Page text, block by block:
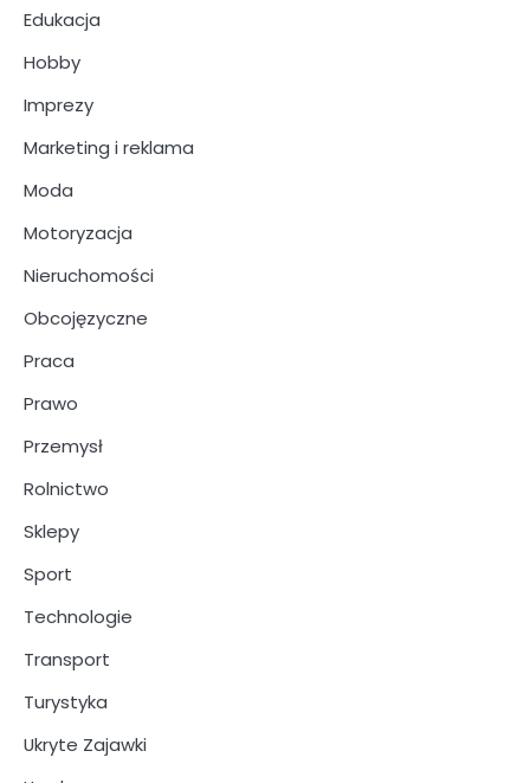
Edukacja
Hobby
Imprezy
Marketing i reklama
Moda
Motoryzacja
Nieruchomości
Obcojęzyczne
Praca
Prawo
Przemysł
Rolnictwo
Sklepy
Sport
Technologie
Transport
Turystyka
Ukryte Zajawki